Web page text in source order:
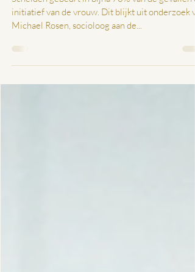
Waarom vrouwen scheiden en
mannen hertrouwen
Scheiden gebeurt in bijna 70% van de gevallen